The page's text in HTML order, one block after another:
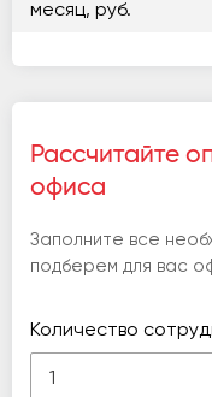
месяц, руб.
Рассчитайте
офиса
Заполните все
подберем для вас
Количество